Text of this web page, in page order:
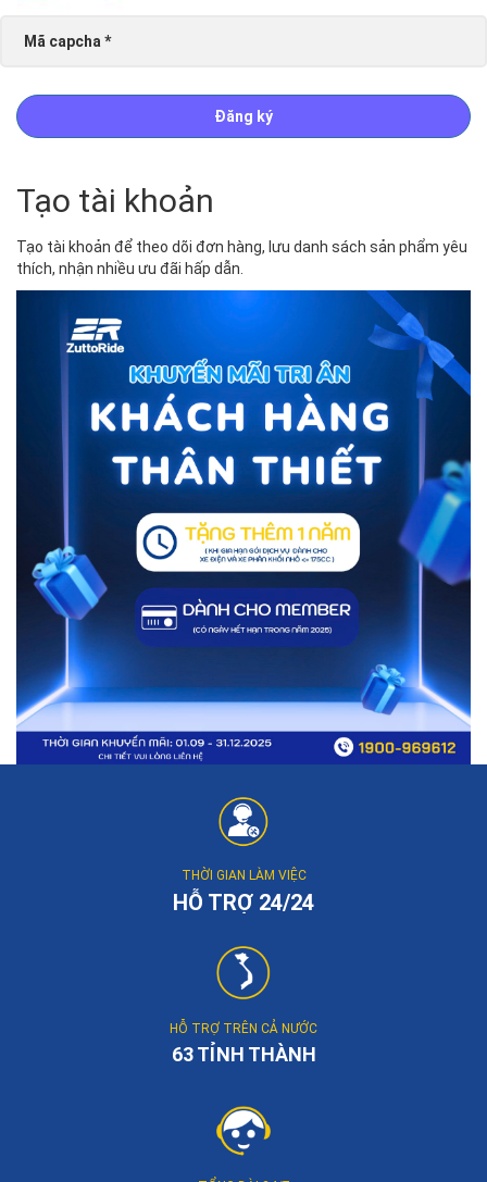
Đăng ký
Tạo tài khoản
Tạo tài khoản để theo dõi đơn hàng, lưu danh sách sản phẩm yêu
thích, nhận nhiều ưu đãi hấp dẫn.
THỜI GIAN LÀM VIỆC
HỖ TRỢ 24/24
HỖ TRỢ TRÊN CẢ NƯỚC
63 TỈNH THÀNH